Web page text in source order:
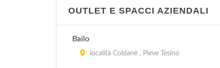
OUTLET E SPACCI AZIENDALI
Bailo
località Coldanè , Pieve Tesino